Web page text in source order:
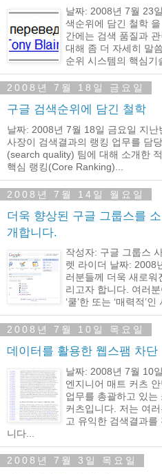
날짜: 2008년 7월 23
색순위에 담긴 철학
간에는 검색 품질과
대해 좀 더 자세히 말
순위 시스템의 핵심기
2008년 7월 18일 금요일
구글 검색순위에 담긴 철학
날짜: 2008년 7월 18일 금요일 지
사장이 검색결과의 랭킹 업무를 담
(search quality) 팀에 대해 소개한
핵심 랭킹(Core Ranking)...
2008년 7월 14일 월요일
더욱 향상된 구글 그룹스를 소
개합니다.
작성자: 구글 그룹스
렛 라이더 날짜: 2008
러분들께 더욱 새로워
리고자 합니다. 여러
‘쿨’한 또는 ‘매력적’
2008년 7월 10일 목요일
데이터를 활용한 웹스팸 차단
날짜: 2008년 7월 10
엔지니어 매트 커츠
업무를 총괄하고 있는
커츠입니다. 저는 여
고 유익한 검색결과
니다...
2008년 7월 3일 목요일